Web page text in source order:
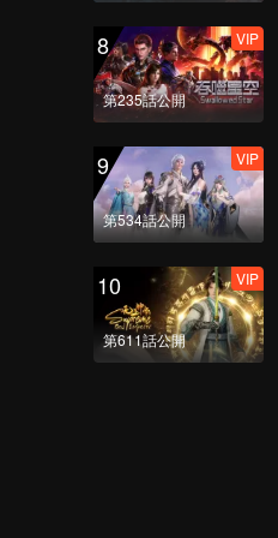
8
第235話公開
VIP
9
第534話公開
VIP
10
第611話公開
VIP